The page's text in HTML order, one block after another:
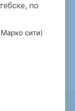
по
сити)